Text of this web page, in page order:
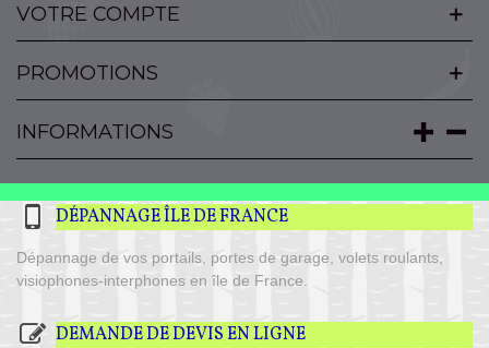
VOTRE COMPTE
PROMOTIONS
INFORMATIONS
DÉPANNAGE ÎLE DE FRANCE
Dépannage de vos portails, portes de garage, volets roulants,
visiophones-interphones en île de France.
DEMANDE DE DEVIS EN LIGNE